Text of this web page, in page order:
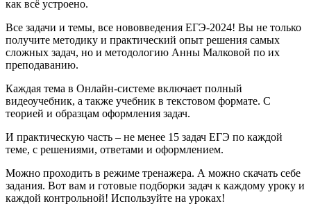
как всё устроено.
Все задачи и темы, все нововведения ЕГЭ-2024! Вы не только
получите методику и практический опыт решения самых
сложных задач, но и методологию Анны Малковой по их
преподаванию.
Каждая тема в Онлайн-системе включает полный
видеоучебник, а также учебник в текстовом формате. С
теорией и образцам оформления задач.
И практическую часть – не менее 15 задач ЕГЭ по каждой
теме, с решениями, ответами и оформлением.
Можно проходить в режиме тренажера. А можно скачать себе
задания. Вот вам и готовые подборки задач к каждому уроку и
каждой контрольной! Используйте на уроках!